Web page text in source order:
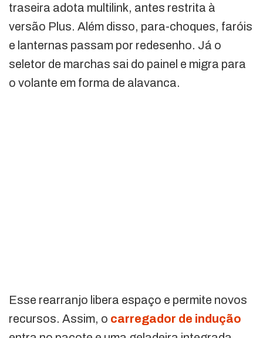
traseira adota multilink, antes restrita à
versão Plus. Além disso, para-choques, faróis
e lanternas passam por redesenho. Já o
seletor de marchas sai do painel e migra para
o volante em forma de alavanca.
Esse rearranjo libera espaço e permite novos
recursos. Assim, o carregador de indução